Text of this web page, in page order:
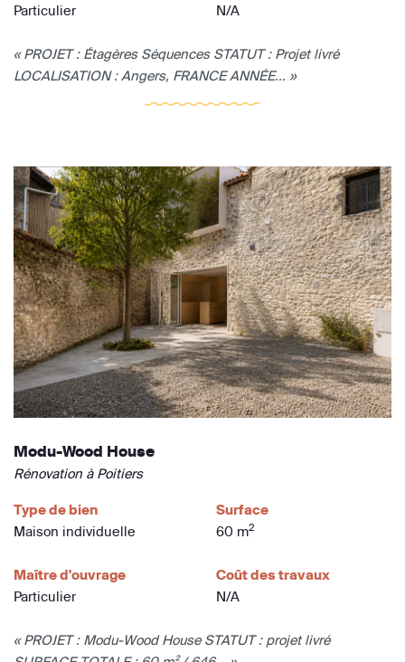
Particulier
N/A
« PROJET : Étagères Séquences STATUT : Projet livré
LOCALISATION : Angers, FRANCE ANNÉE... »
Modu-Wood House
Rénovation à Poitiers
Type de bien
Maison individuelle
Surface
60 m2
Maître d'ouvrage
Particulier
Coût des travaux
N/A
« PROJET : Modu-Wood House STATUT : projet livré